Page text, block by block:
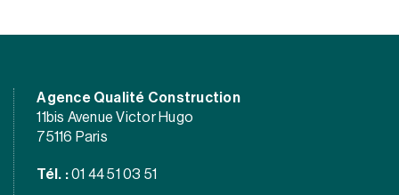
Agence Qualité Construction
11bis Avenue Victor Hugo
75116 Paris
Tél. : 01 44 51 03 51